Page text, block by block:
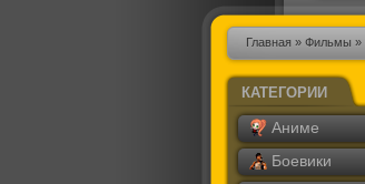
Главная» Фильмы»
КАТЕГОРИИ
Аниме
Боевики